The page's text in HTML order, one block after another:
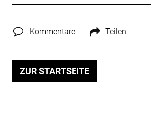
Kommentare Teilen
ZUR STARTSEITE